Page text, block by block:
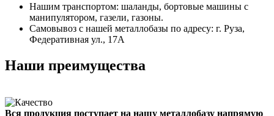
Нашим транспортом: шаланды, бортовые машины с
манипулятором, газели, газоны.
Самовывоз с нашей металлобазы по адресу: г. Руза,
Федеративная ул., 17А
Наши преимущества
Вся продукция поступает на нашу металлобазу напрямую